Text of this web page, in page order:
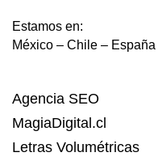
Estamos en:
México – Chile – España
Agencia SEO
MagiaDigital.cl
Letras Volumétricas